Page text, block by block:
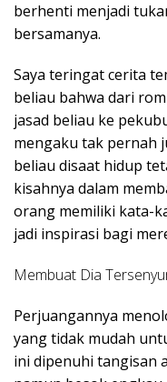
berhenti menjadi
bersamanya.
Saya teringat cerita
beliau bahwa dari
jasad beliau ke
mengaku tak pernah
beliau disaat hidup
kisahnya dalam
orang memiliki kata-
jadi inspirasi bagi
Membuat Dia
Perjuangannya
yang tidak mudah
ini dipenuhi tangisan